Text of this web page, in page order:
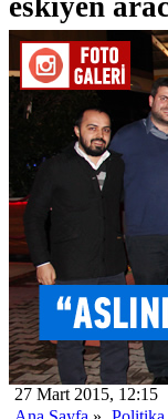
27 Mart 2015, 12:15